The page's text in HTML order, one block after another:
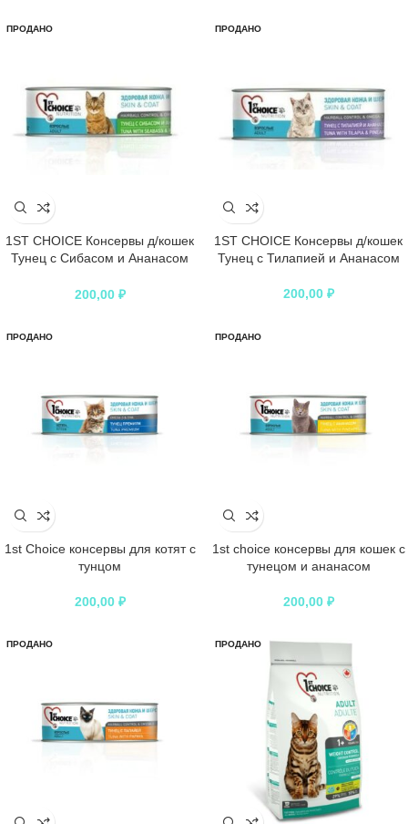
ПРОДАНО
1ST CHOICE Консервы д/кошек
Тунец с Сибасом и Ананасом
200,00 ₽
ПРОДАНО
1ST CHOICE Консервы д/кошек
Тунец с Тилапией и Ананасом
200,00 ₽
ПРОДАНО
1st Choice консервы для котят с
тунцом
200,00 ₽
ПРОДАНО
1st choice консервы для кошек c
тунецом и ананасом
200,00 ₽
ПРОДАНО ПРОДАНО